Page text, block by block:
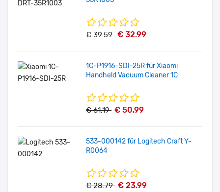
€ 39.59 € 32.99
1C-P1916-SDI-25R für Xiaomi
Handheld Vacuum Cleaner 1C
€ 61.19 € 50.99
533-000142 für Logitech Craft Y-
R0064
€ 28.79 € 23.99